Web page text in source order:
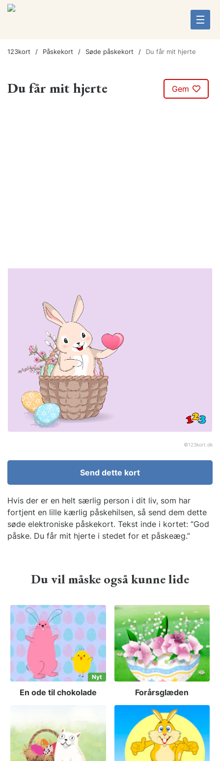
123kort Påskekort Søde påskekort Du får mit hjerte
Du får mit hjerte Gem
©123kort.dk
Send dette kort
Hvis der er en helt særlig person i dit liv, som har
fortjent en lille kærlig påskehilsen, så send dem dette
søde elektroniske påskekort. Tekst inde i kortet: “God
påske. Du får mit hjerte i stedet for et påskeæg.”
Du vil måske også kunne lide
Nyt
En ode til chokolade Forårsglæden